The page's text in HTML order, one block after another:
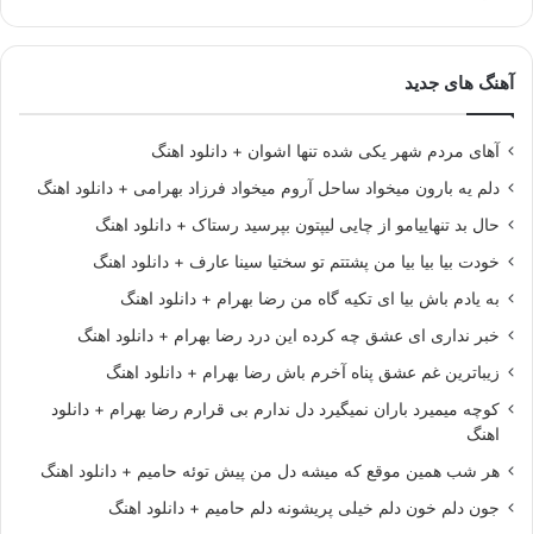
آهنگ های جدید
آهای مردم شهر یکی شده تنها اشوان + دانلود اهنگ
دلم یه بارون میخواد ساحل آروم میخواد فرزاد بهرامی + دانلود اهنگ
حال بد تنهاییامو از چایی لیپتون بپرسید رستاک + دانلود اهنگ
خودت بیا بیا بیا من پشتتم تو سختیا سینا عارف + دانلود اهنگ
به یادم باش بیا ای تکیه گاه من رضا بهرام + دانلود اهنگ
خبر نداری ای عشق چه کرده این درد رضا بهرام + دانلود اهنگ
زیباترین غم عشق پناه آخرم باش رضا بهرام + دانلود اهنگ
کوچه میمیرد باران نمیگیرد دل ندارم بی قرارم رضا بهرام + دانلود
اهنگ
هر شب همین موقع که میشه دل من پیش توئه حامیم + دانلود اهنگ
جون دلم خون دلم خیلی پریشونه دلم حامیم + دانلود اهنگ